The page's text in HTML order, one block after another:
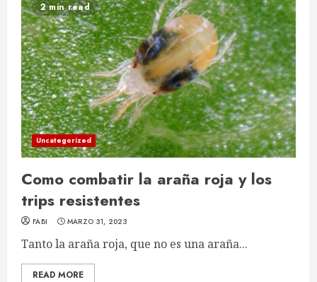
2 min read
Uncategorized
Como combatir la araña roja y los
trips resistentes
FABI MARZO 31, 2023
Tanto la araña roja, que no es una araña...
READ MORE